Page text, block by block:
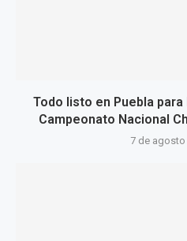
Todo listo en Puebla
Campeonato Nacional
7 de agosto